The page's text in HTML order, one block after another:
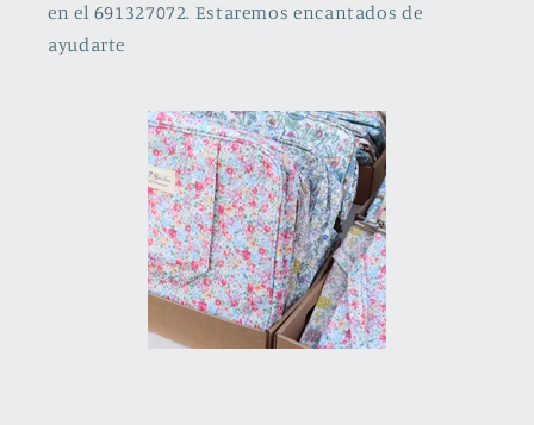
en el 691327072. Estaremos encantados de
ayudarte